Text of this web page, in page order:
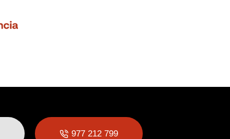
977 212 799